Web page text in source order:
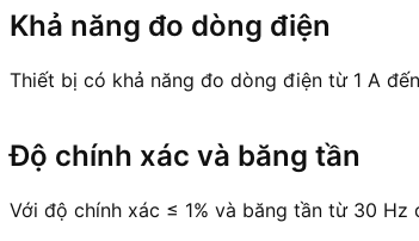
Khả năng đo dòng điện
Thiết bị có khả năng đo dòng điện từ 1 A
Độ chính xác và băng tần
Với độ chính xác ≤ 1% và băng tần từ 30